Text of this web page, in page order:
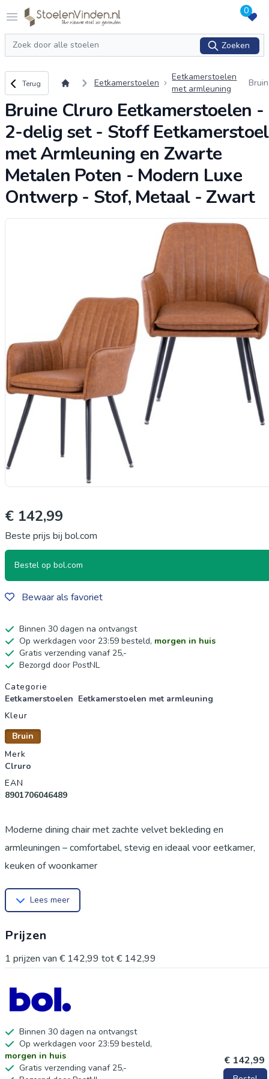
Open menu
Logo stoelenvinden.nl 0
Zoeken
Zoeken
Terug naar overzicht
Terug Eetkamerstoelen
Eetkamerstoelen
met armleuning
Bruin
ro
kame
oel
mleu
ning
en Z
en P
Bruine Clruro Eetkamerstoelen -
2-delig set - Stoff Eetkamerstoel
met Armleuning en Zwarte
Metalen Poten - Modern Luxe
Ontwerp - Stof, Metaal - Zwart
€ 142,99
Beste prijs bij bol.com
Bestel op bol.com
Bewaar als favoriet
Binnen 30 dagen na ontvangst
Op werkdagen voor 23:59 besteld, morgen in huis
Gratis verzending vanaf 25,-
Bezorgd door PostNL
Productgegevens
Categorie
Eetkamerstoelen Eetkamerstoelen met armleuning
Kleur
Bruin
Merk
Clruro
EAN
8901706046489
Moderne dining chair met zachte velvet bekleding en
armleuningen – comfortabel, stevig en ideaal voor eetkamer,
keuken of woonkamer
Deze eetkamerstoel met elegante details en zachte velvet
dining chair of comfortabele woonstoel.
Comfortabele zitervaring
langdurig zitcomfort en voelt aan als een zachte fauteuil tijdens
maaltijden of ontspanning.
Zachte velvet bekleding
Hoogwaardige stoffen bekleding met een luxe uitstraling zorgt
voor een aangename en comfortabele zitervaring in dagelijks
Lees meer
Prijzen
1 prijzen van € 142,99 tot€ 142,99
Binnen 30 dagen na ontvangst
Op werkdagen voor 23:59 besteld,
morgen in huis
Gratis verzending vanaf 25,-
€ 142,99